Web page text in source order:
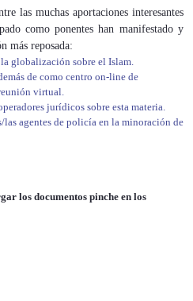
las muchas aportaciones interesantes
como ponentes han manifestado y
más reposada:
globalización sobre el Islam.
de como centro on-line de
virtual.
jurídicos sobre esta materia.
agentes de policía en la minoración de
los documentos pinche en los